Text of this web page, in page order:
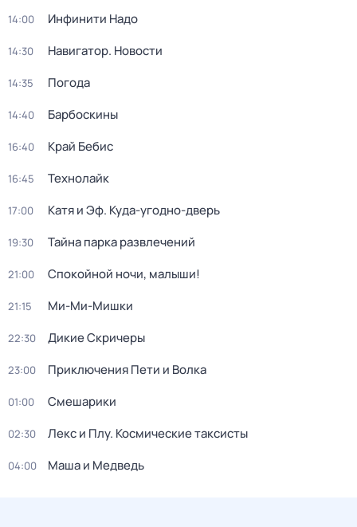
14:00 Инфинити Надо
14:30 Навигатор. Новости
14:35 Погода
14:40 Барбоскины
16:40 Край Бебис
16:45 Технолайк
17:00 Катя и Эф. Куда-угодно-дверь
19:30 Тайна парка развлечений
21:00 Спокойной ночи, малыши!
21:15 Ми-Ми-Мишки
22:30 Дикие Скричеры
23:00 Приключения Пети и Волка
01:00 Смешарики
02:30 Лекс и Плу. Космические таксисты
04:00 Маша и Медведь